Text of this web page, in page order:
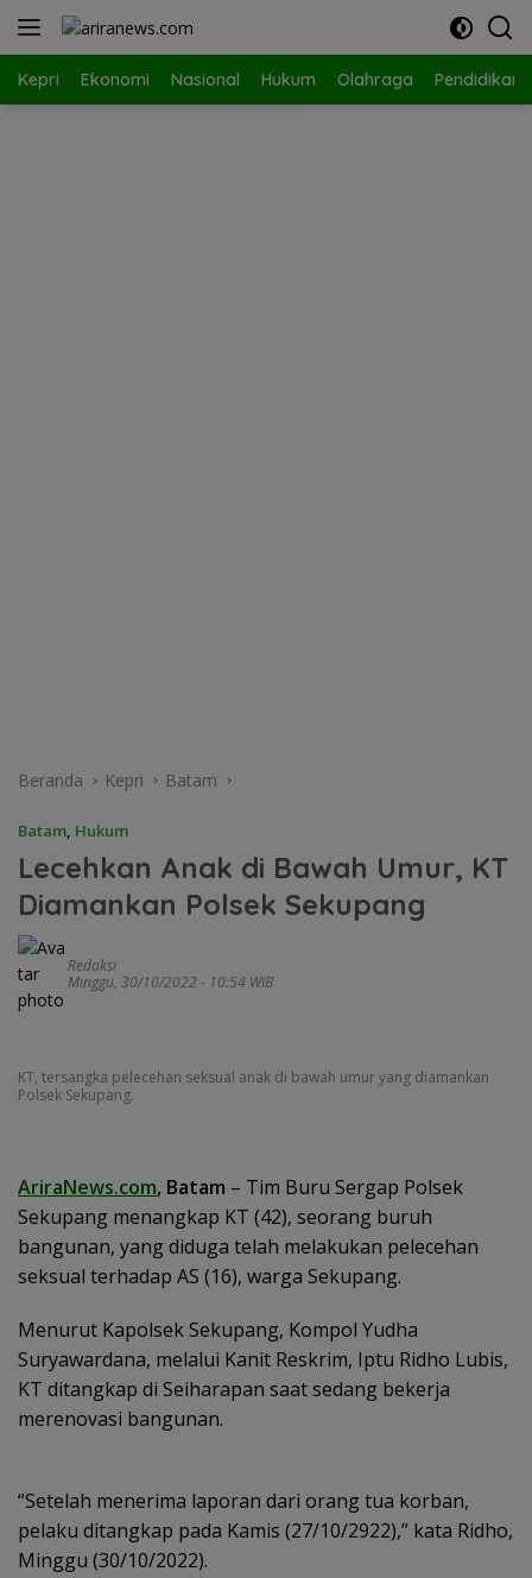
Langsung
Kepri Ekonomi Nasional Hukum Olahraga Pendidikan
Beranda Kepri Batam
Batam, Hukum
Lecehkan Anak di Bawah Umur, KT
Diamankan Polsek Sekupang
Redaksi
Minggu, 30/10/2022 - 10:54 WIB
KT, tersangka pelecehan seksual anak di bawah umur yang diamankan
Polsek Sekupang.
AriraNews.com, Batam – Tim Buru Sergap Polsek
Sekupang menangkap KT (42), seorang buruh
bangunan, yang diduga telah melakukan pelecehan
seksual terhadap AS (16), warga Sekupang.
Menurut Kapolsek Sekupang, Kompol Yudha
Suryawardana, melalui Kanit Reskrim, Iptu Ridho Lubis,
KT ditangkap di Seiharapan saat sedang bekerja
merenovasi bangunan.
“Setelah menerima laporan dari orang tua korban,
pelaku ditangkap pada Kamis (27/10/2922),” kata Ridho,
Minggu (30/10/2022).